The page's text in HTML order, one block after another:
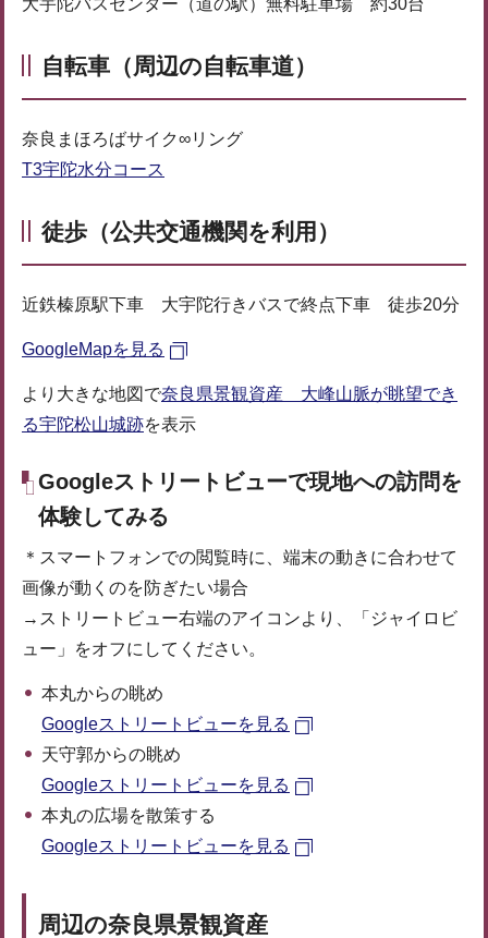
大宇陀バスセンター（道の駅）無料駐車場 約30台
自転車（周辺の自転車道）
奈良まほろばサイク∞リング
T3宇陀水分コース
徒歩（公共交通機関を利用）
近鉄榛原駅下車 大宇陀行きバスで終点下車 徒歩20分
GoogleMapを見る
より大きな地図で奈良県景観資産 大峰山脈が眺望でき
る宇陀松山城跡を表示
Googleストリートビューで現地への訪問を
体験してみる
＊スマートフォンでの閲覧時に、端末の動きに合わせて
画像が動くのを防ぎたい場合
→ストリートビュー右端のアイコンより、「ジャイロビ
ュー」をオフにしてください。
本丸からの眺め
Googleストリートビューを見る
天守郭からの眺め
Googleストリートビューを見る
本丸の広場を散策する
Googleストリートビューを見る
周辺の奈良県景観資産